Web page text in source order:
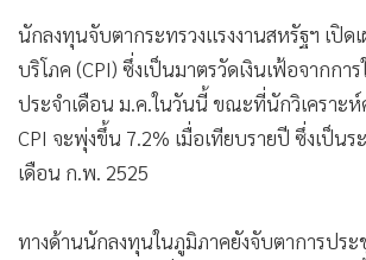
นักลงทุนจับตากระทรวงแรงงานสหรัฐฯ เปิด
บริโภค (CPI) ซึ่งเป็นมาตรวัดเงินเฟ้อจากกา
ประจำเดือน ม.ค.ในวันนี้ ขณะที่นักวิเคราะ
CPI จะพุ่งขึ้น 7.2% เมื่อเทียบรายปี ซึ่งเป็น
เดือน ก.พ. 2525
ทางด้านนักลงทุนในภูมิภาคยังจับตาการประ